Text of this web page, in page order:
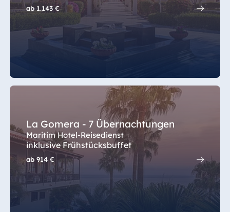
ab1.143 €
La Gomera - 7 Übernachtungen
Maritim Hotel-Reisedienst
inklusive Frühstücksbuffet
ab914 €